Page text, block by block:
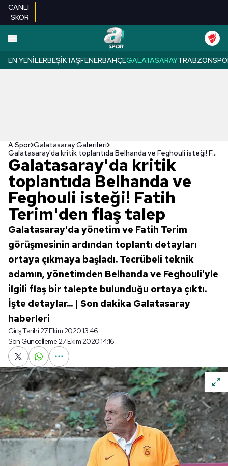
CANLI
SKOR
EN YENILERBEŞIKTAŞFENERBAHÇEGALATASARAY
A Spor Galatasaray Galerileri
Galatasaray'da kritik toplantıda Belhanda ve Feghouli isteği! Fatih Terim'den flaş talep
Galatasaray'da kritik
toplantıda Belhanda ve
Feghouli isteği! Fatih
Terim'den flaş talep
Galatasaray'da yönetim ve Fatih Terim
görüşmesinin ardından toplantı detayları
ortaya çıkmaya başladı. Tecrübeli teknik
adamın, yönetimden Belhanda ve Feghouli'yle
ilgili flaş bir talepte bulunduğu ortaya çıktı.
İşte detaylar... | Son dakika Galatasaray
haberleri
Giriş Tarihi:27 Ekim 2020 13:46
Son Güncelleme:27 Ekim 2020 14:16